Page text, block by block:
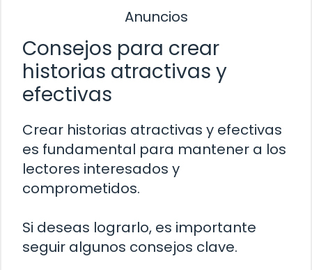
Anuncios
Consejos para crear
historias atractivas y
efectivas
Crear historias atractivas y efectivas
es fundamental para mantener a los
lectores interesados y
comprometidos.
Si deseas lograrlo, es importante
seguir algunos consejos clave.